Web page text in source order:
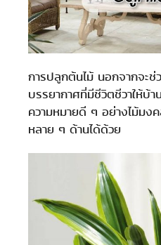
การปลูกต้นไม้ นอกจากจะช่
บรรยากาศที่มีชีวิตชีวาให้บ้
ความหมายดี ๆ อย่างไม้มง
หลาย ๆ ด้านได้ด้วย